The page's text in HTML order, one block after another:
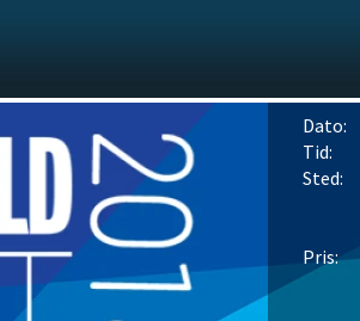
Dato:
Tid:
Sted:
Pris: